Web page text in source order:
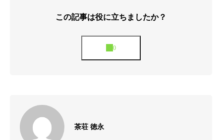
この記事は役に立ちましたか？
茶荘 徳永